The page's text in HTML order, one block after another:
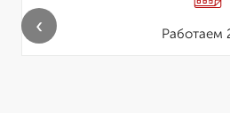
Работаем
‹